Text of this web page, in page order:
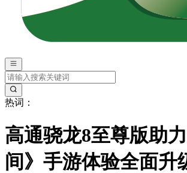
热词：
高通骁龙8至尊版助
间》手游体验全面升